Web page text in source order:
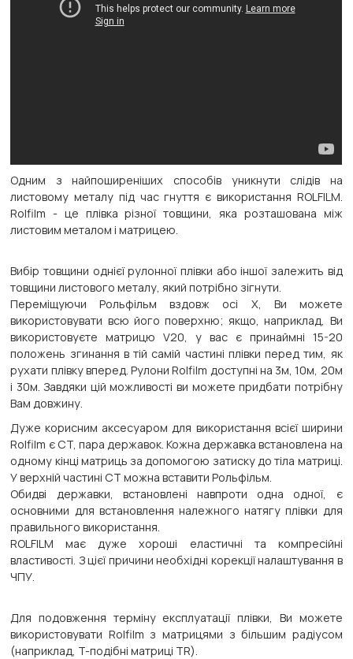
Одним з найпоширеніших способів уникнути слідів на
листовому металу під час гнуття є використання ROLFILM.
Rolfilm - це плівка різної товщини, яка розташована між
листовим металом і матрицею.
Вибір товщини однієї рулонної плівки або іншої залежить від
товщини листового металу, який потрібно зігнути.
Переміщуючи Рольфільм вздовж осі X, Ви можете
використовувати всю його поверхню; якщо, наприклад, Ви
використовуєте матрицю V20, у вас є принаймні 15-20
положень згинання в тій самій частині плівки перед тим, як
рухати плівку вперед. Рулони Rolfilm доступні на 3м, 10м, 20м
і 30м. Завдяки цій можливості ви можете придбати потрібну
Вам довжину.
Дуже корисним аксесуаром для використання всієї ширини
Rolfilm є CT, пара державок. Кожна державка встановлена на
одному кінці матриць за допомогою затиску до тіла матриці.
У верхній частині СТ можна вставити Рольфільм.
Обидві державки, встановлені навпроти одна одної, є
основними для встановлення належного натягу плівки для
правильного використання.
ROLFILM має дуже хороші еластичні та компресійні
властивості. З цієї причини необхідні корекції налаштування в
ЧПУ.
Для подовження терміну експлуатації плівки, Ви можете
використовувати Rolfilm з матрицями з більшим радіусом
(наприклад, T-подібні матриці TR).